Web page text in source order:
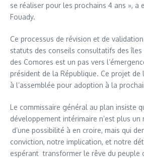
se réaliser pour les prochains 4 ans », a
Fouady.
Ce processus de révision et de
statuts des conseils consultatifs des îles
des Comores est un pas vers
président de la République. Ce projet de
à l’assemblée pour adoption à la
Le commissaire général au plan insiste
développement intérimaire n’est plus un
d’une possibilité à en croire, mais qui
conviction, notre implication, et notre
espérant transformer le rêve du peuple